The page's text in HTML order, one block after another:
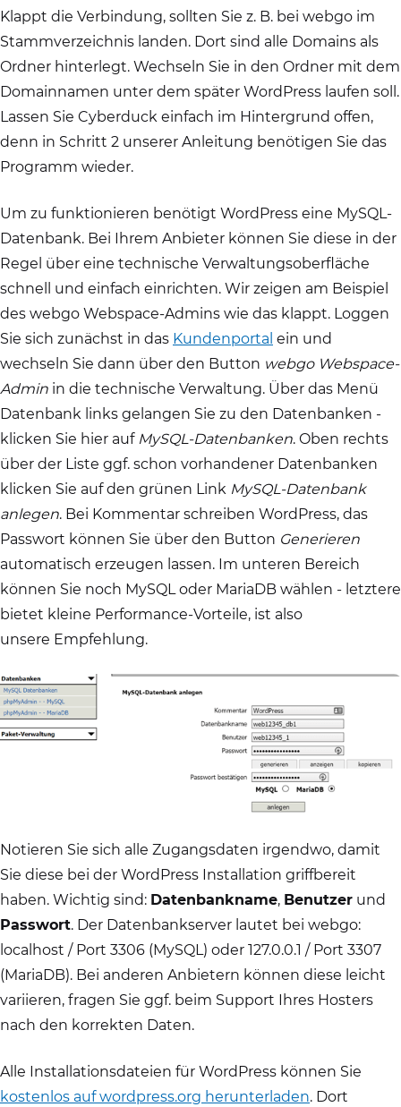
Klappt die Verbindung, sollten Sie z. B. bei webgo im
Stammverzeichnis landen. Dort sind alle Domains als
Ordner hinterlegt. Wechseln Sie in den Ordner mit dem
Domainnamen unter dem später WordPress laufen soll.
Lassen Sie Cyberduck einfach im Hintergrund offen,
denn in Schritt 2 unserer Anleitung benötigen Sie das
Programm wieder.
Um zu funktionieren benötigt WordPress eine MySQL-
Datenbank. Bei Ihrem Anbieter können Sie diese in der
Regel über eine technische Verwaltungsoberfläche
schnell und einfach einrichten. Wir zeigen am Beispiel
des webgo Webspace-Admins wie das klappt. Loggen
Sie sich zunächst in das Kundenportal ein und
wechseln Sie dann über den Button webgo Webspace-
Admin in die technische Verwaltung. Über das Menü
Datenbank links gelangen Sie zu den Datenbanken -
klicken Sie hier auf MySQL-Datenbanken. Oben rechts
über der Liste ggf. schon vorhandener Datenbanken
klicken Sie auf den grünen Link MySQL-Datenbank
anlegen. Bei Kommentar schreiben WordPress, das
Passwort können Sie über den Button Generieren
automatisch erzeugen lassen. Im unteren Bereich
können Sie noch MySQL oder MariaDB wählen - letztere
bietet kleine Performance-Vorteile, ist also
unsere Empfehlung.
Notieren Sie sich alle Zugangsdaten irgendwo, damit
Sie diese bei der WordPress Installation griffbereit
haben. Wichtig sind: Datenbankname, Benutzer und
Passwort. Der Datenbankserver lautet bei webgo:
localhost / Port 3306 (MySQL) oder 127.0.0.1 / Port 3307
(MariaDB). Bei anderen Anbietern können diese leicht
variieren, fragen Sie ggf. beim Support Ihres Hosters
nach den korrekten Daten.
Alle Installationsdateien für WordPress können Sie
kostenlos auf wordpress.org herunterladen. Dort